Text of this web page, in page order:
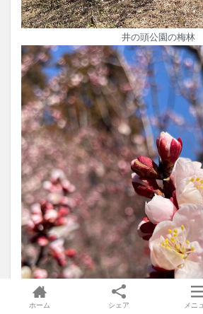
井の頭公園の梅林
ホーム シェア メニ